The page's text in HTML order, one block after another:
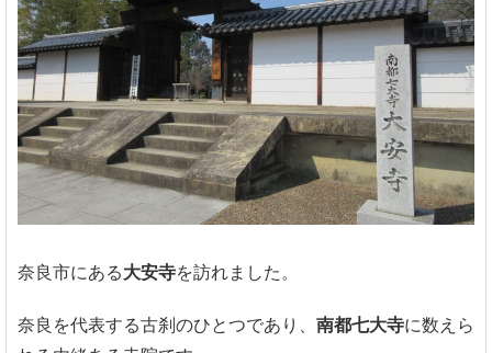
奈良市にある大安寺を訪れました。
奈良を代表する古刹のひとつであり、 南都七大寺に数えら